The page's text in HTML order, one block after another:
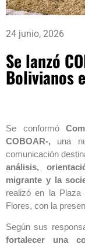
24 junio, 2026
Se lanzó
Bolivianos
Se conformó
COBOAR-, una
comunicación
análisis,
migrante y la
realizó en la
Flores, con la
Según sus
fortalecer una